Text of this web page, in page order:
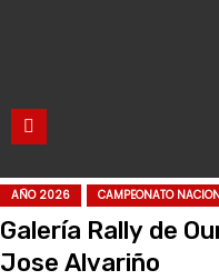
AÑO 2026 CAMPEONATO
Galería Rally de
Jose Alvariño